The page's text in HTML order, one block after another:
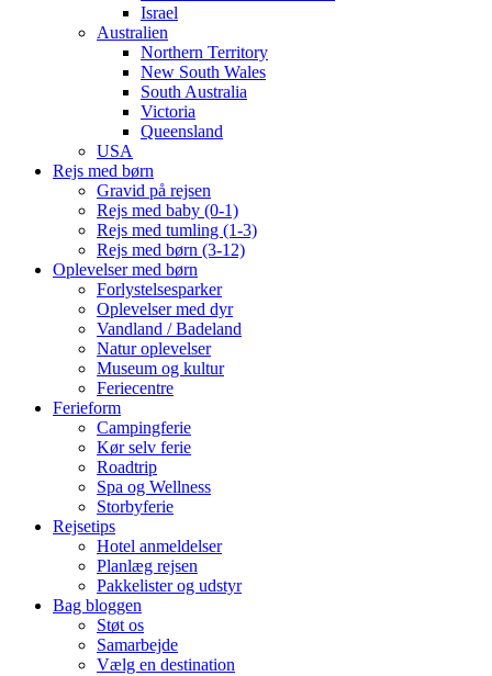
Israel
Australien
Northern Territory
New South Wales
South Australia
Victoria
Queensland
USA
Rejs med børn
Gravid på rejsen
Rejs med baby (0-1)
Rejs med tumling (1-3)
Rejs med børn (3-12)
Oplevelser med børn
Forlystelsesparker
Oplevelser med dyr
Vandland / Badeland
Natur oplevelser
Museum og kultur
Feriecentre
Ferieform
Campingferie
Kør selv ferie
Roadtrip
Spa og Wellness
Storbyferie
Rejsetips
Hotel anmeldelser
Planlæg rejsen
Pakkelister og udstyr
Bag bloggen
Støt os
Samarbejde
Vælg en destination